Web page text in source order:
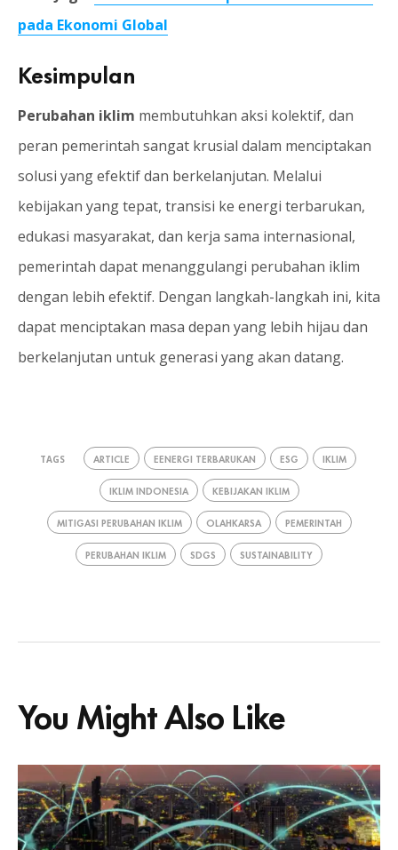
pada Ekonomi Global
Kesimpulan
Perubahan iklim membutuhkan aksi kolektif, dan
peran pemerintah sangat krusial dalam menciptakan
solusi yang efektif dan berkelanjutan. Melalui
kebijakan yang tepat, transisi ke energi terbarukan,
edukasi masyarakat, dan kerja sama internasional,
pemerintah dapat menanggulangi perubahan iklim
dengan lebih efektif. Dengan langkah-langkah ini, kita
dapat menciptakan masa depan yang lebih hijau dan
berkelanjutan untuk generasi yang akan datang.
TAGS ARTICLE EENERGI TERBARUKAN ESG IKLIM
IKLIM INDONESIA KEBIJAKAN IKLIM
MITIGASI PERUBAHAN IKLIM OLAHKARSA PEMERINTAH
PERUBAHAN IKLIM SDGS SUSTAINABILITY
You Might Also Like